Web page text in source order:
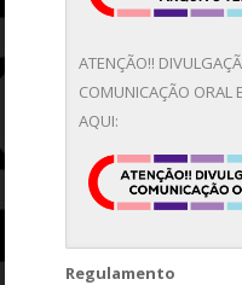
ATENÇÃO!!
COMUNICAÇÃO ORAL
AQUI:
Regulamento